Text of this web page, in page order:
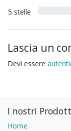
5 stelle
Lascia un
Devi essere
I nostri
Home